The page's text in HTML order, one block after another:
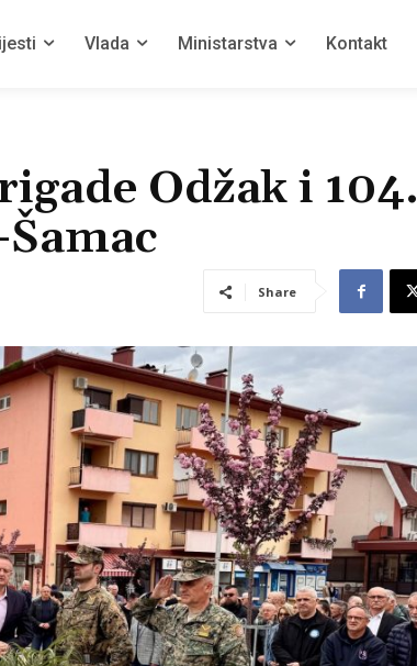
Vlada Ministarstva Kontakt
Odžak i 104.
Share